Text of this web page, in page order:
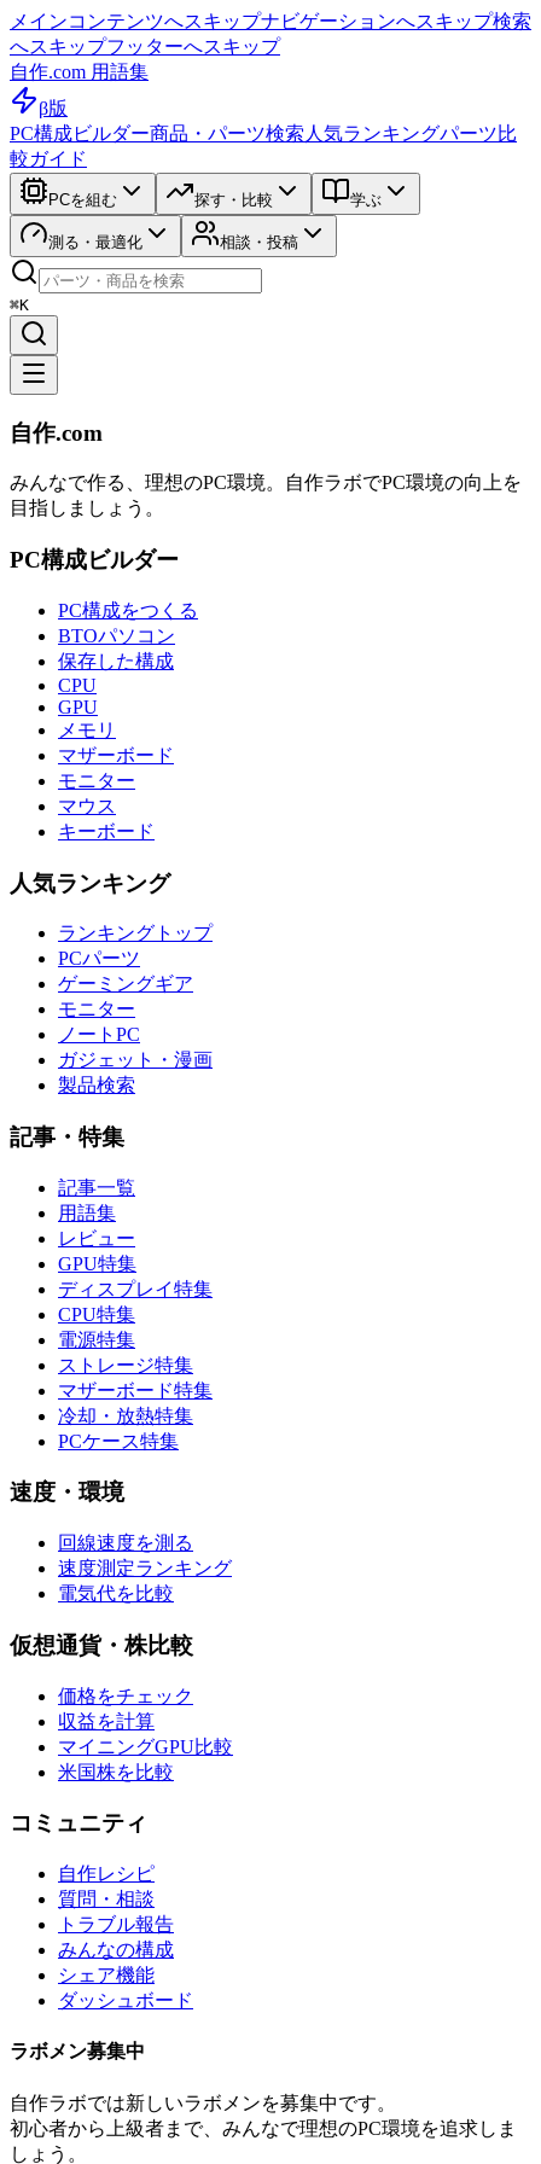
メインコンテンツへスキップナビゲーションへスキップ検索
へスキップフッターへスキップ
自作.com 用語集
β版
PC構成ビルダー商品・パーツ検索 人気ランキングパーツ比
較ガイド
PCを組む 探す・比較 学ぶ
測る・最適化 相談・投稿
⌘K
自作.com
みんなで作る、理想のPC環境。 自作ラボでPC環境の向上を
目指しましょう。
PC構成ビルダー
PC構成をつくる
BTOパソコン
保存した構成
CPU
GPU
メモリ
マザーボード
モニター
マウス
キーボード
人気ランキング
ランキングトップ
PCパーツ
ゲーミングギア
モニター
ノートPC
ガジェット・漫画
製品検索
記事・特集
記事一覧
用語集
レビュー
GPU特集
ディスプレイ特集
CPU特集
電源特集
ストレージ特集
マザーボード特集
冷却・放熱特集
PCケース特集
速度・環境
回線速度を測る
速度測定ランキング
電気代を比較
仮想通貨・株比較
価格をチェック
収益を計算
マイニングGPU比較
米国株を比較
コミュニティ
自作レシピ
質問・相談
トラブル報告
みんなの構成
シェア機能
ダッシュボード
ラボメン募集中
自作ラボでは新しいラボメンを募集中です。
初心者から上級者まで、みんなで理想のPC環境を追求しま
しょう。